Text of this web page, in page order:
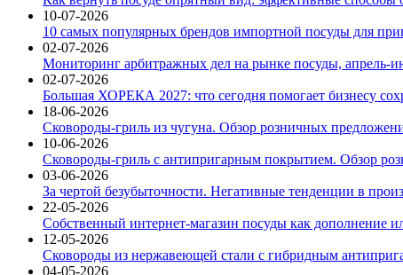
10-07-2026
10 самых популярных брендов импортной посуды для
02-07-2026
Мониторинг арбитражных дел на рынке посуды, апрель-
02-07-2026
Большая ХОРЕКА 2027: что сегодня помогает бизнесу
18-06-2026
Сковороды-гриль из чугуна. Обзор розничных
10-06-2026
Сковороды-гриль с антипригарным покрытием. Обзор
03-06-2026
За чертой безубыточности. Негативные тенденции в
22-05-2026
Собственный интернет-магазин посуды как дополнение
12-05-2026
Сковороды из нержавеющей стали с гибридным
04-05-2026